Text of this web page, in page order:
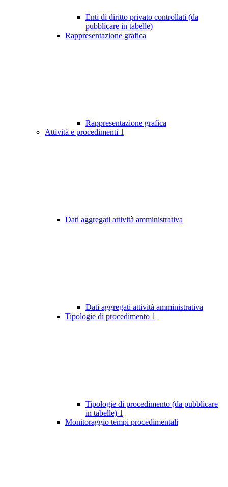
Enti di diritto privato controllati (da
pubblicare in tabelle)
Rappresentazione grafica
Rappresentazione grafica
Attività e procedimenti 1
Dati aggregati attività amministrativa
Dati aggregati attività amministrativa
Tipologie di procedimento 1
Tipologie di procedimento (da pubblicare
in tabelle) 1
Monitoraggio tempi procedimentali